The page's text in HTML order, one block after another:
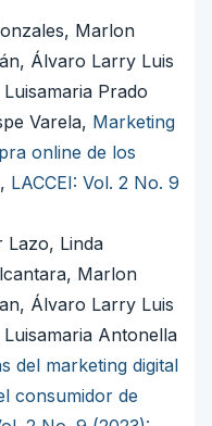
Marlon
Álvaro Larry Luis
Prado
Varela, Marketing
online de los
, LACCEI: Vol. 2 No. 9
Lazo, Linda
Marlon
Álvaro Larry Luis
Antonella
del marketing digital
consumidor de